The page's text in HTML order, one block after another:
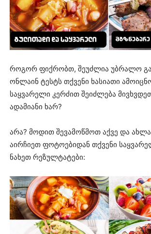
როგორ ფიქრობთ, შეუძლია უბრალო
ონლაინ ტესტს თქვენი ხასიათი
საყვარელი კერძით შეიძლება
ადამიანი ხარ?
არა? მოდით შევამოწმოთ აქვე და
აირჩიეთ ფოტოებიდან თქვენი
ნახეთ რეზულტატები: